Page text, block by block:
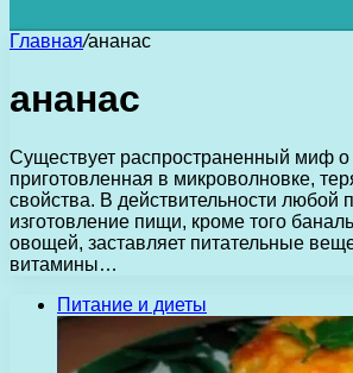
Главная/ананас
ананас
Существует распространенный миф о
приготовленная в микроволновке,
свойства. В действительности любой
изготовление пищи, кроме того
овощей, заставляет питательные
витамины…
Питание и диеты